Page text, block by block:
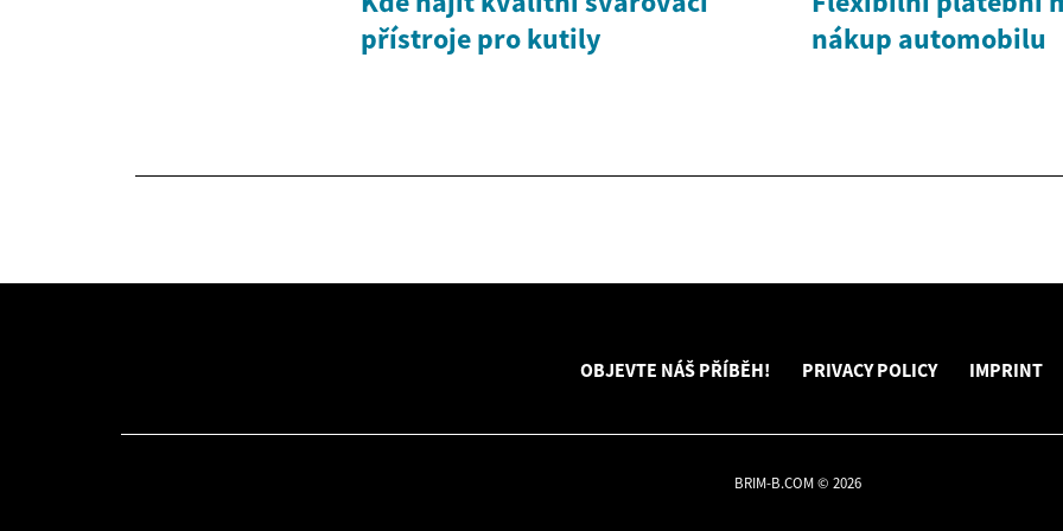
přístroje pro kutily
nákup automobilu
OBJEVTE NÁŠ PŘÍBĚH! PRIVACY POLICY IMPRINT
BRIM-B.COM © 2026